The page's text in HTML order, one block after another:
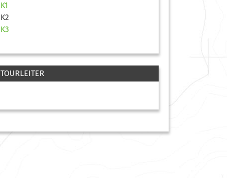
K1
K2
K3
TOURLEITER